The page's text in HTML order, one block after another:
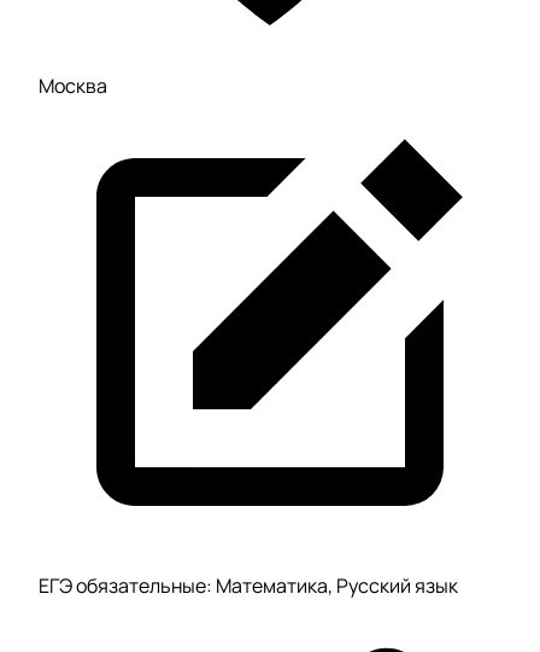
Москва
ЕГЭ обязательные: Математика, Русский язык